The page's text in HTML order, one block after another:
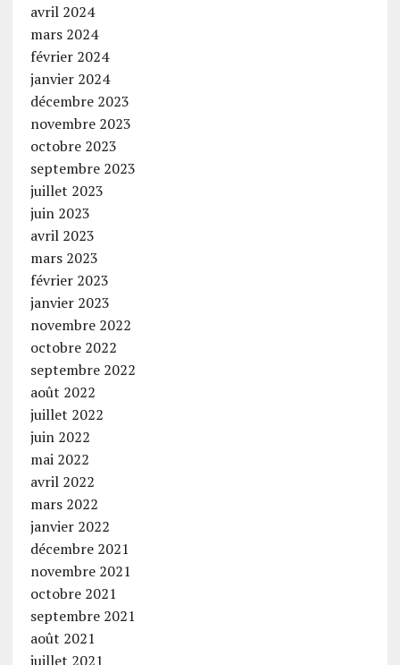
avril 2024
mars 2024
février 2024
janvier 2024
décembre 2023
novembre 2023
octobre 2023
septembre 2023
juillet 2023
juin 2023
avril 2023
mars 2023
février 2023
janvier 2023
novembre 2022
octobre 2022
septembre 2022
août 2022
juillet 2022
juin 2022
mai 2022
avril 2022
mars 2022
janvier 2022
décembre 2021
novembre 2021
octobre 2021
septembre 2021
août 2021
juillet 2021